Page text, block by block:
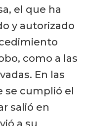
el que ha
y autorizado
como a las
En las
se cumplió el
salió en